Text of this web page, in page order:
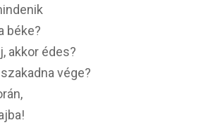
béke?
akkor édes?
vége?